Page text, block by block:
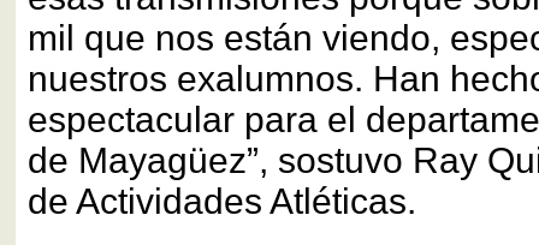
mil que nos están viendo,
nuestros exalumnos. Han
espectacular para el
de Mayagüez”, sostuvo Ray
de Actividades Atléticas.